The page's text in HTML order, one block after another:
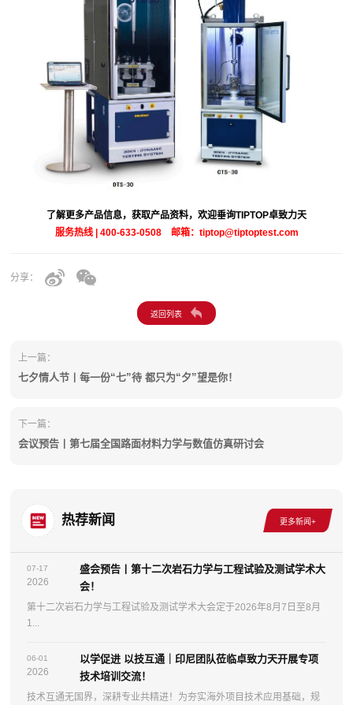
了解更多产品信息，获取产品资料，欢迎垂询TIPTOP卓致力天
服务热线 | 400-633-0508 邮箱：tiptop@tiptoptest.com
分享：
上一篇：
七夕情人节丨每一份“七”待 都只为“夕”望是你！
下一篇：
会议预告丨第七届全国路面材料力学与数值仿真研讨会
热荐新闻
07-17
2026
盛会预告丨第十二次岩石力学与工程试验及测试学术大
会！
第十二次岩石力学与工程试验及测试学术大会定于2026年8月7日至8月
1...
06-01
2026
以学促进 以技互通｜印尼团队莅临卓致力天开展专项
技术培训交流！
技术互通无国界，深耕专业共精进！为夯实海外项目技术应用基础，规